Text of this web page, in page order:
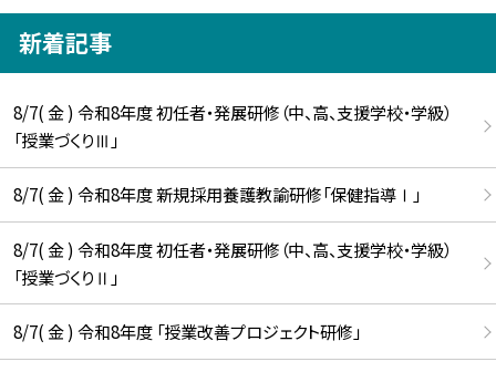
新着記事
8/7( 金 ) 令和8年度 初任者・発展研修（中、高、支援学校・学級）
「授業づくりⅢ」
8/7( 金 ) 令和8年度 新規採用養護教諭研修「保健指導Ⅰ」
8/7( 金 ) 令和8年度 初任者・発展研修（中、高、支援学校・学級）
「授業づくりⅡ」
8/7( 金 ) 令和8年度 「授業改善プロジェクト研修」